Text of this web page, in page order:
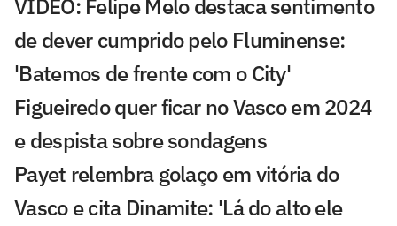
VÍDEO: Felipe Melo destaca sentimento
de dever cumprido pelo Fluminense:
'Batemos de frente com o City'
Figueiredo quer ficar no Vasco em 2024
e despista sobre sondagens
Payet relembra golaço em vitória do
Vasco e cita Dinamite: 'Lá do alto ele